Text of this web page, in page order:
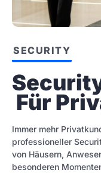
SECURITY
Für
Immer mehr
professioneller
von Häusern,
besonderen